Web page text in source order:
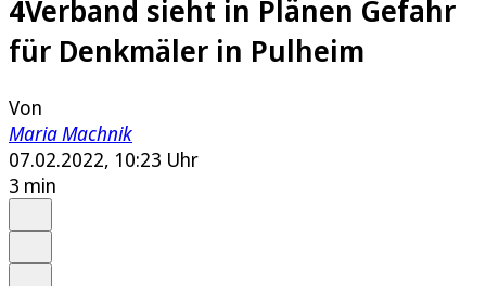
4Verband sieht in Plänen Gefahr
für Denkmäler in Pulheim
Von
Maria Machnik
07.02.2022, 10:23 Uhr
3 min